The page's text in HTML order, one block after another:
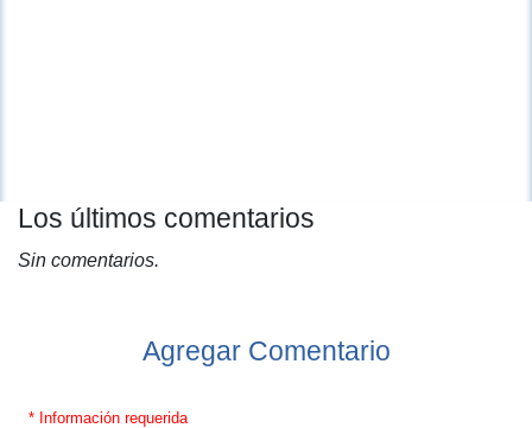
Los últimos comentarios
Sin comentarios.
Agregar Comentario
* Información requerida